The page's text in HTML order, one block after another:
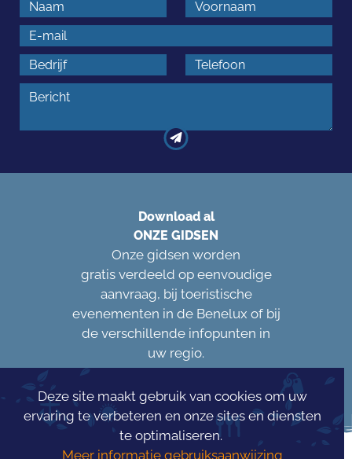
Download al
ONZE GIDSEN
Onze gidsen worden
gratis verdeeld op eenvoudige
aanvraag, bij toeristische
evenementen in de Benelux of bij
de verschillende infopunten in
uw regio.
Deze site maakt gebruik van cookies om uw
ervaring te verbeteren en onze sites en diensten
te optimaliseren.
Meer informatie gebruiksaanwijzing